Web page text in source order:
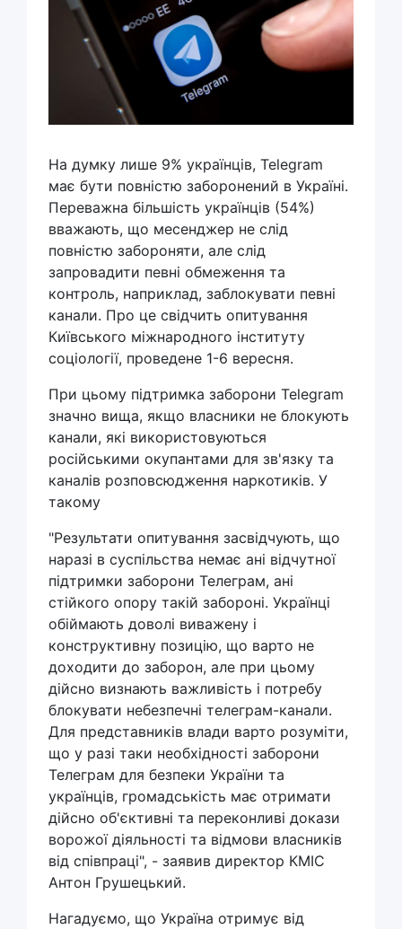
На думку лише 9% українців, Telegram
має бути повністю заборонений в Україні.
Переважна більшість українців (54%)
вважають, що месенджер не слід
повністю забороняти, але слід
запровадити певні обмеження та
контроль, наприклад, заблокувати певні
канали. Про це свідчить опитування
Київського міжнародного інституту
соціології, проведене 1-6 вересня.
При цьому підтримка заборони Telegram
значно вища, якщо власники не блокують
канали, які використовуються
російськими окупантами для зв'язку та
каналів розповсюдження наркотиків. У
такому
"Результати опитування засвідчують, що
наразі в суспільства немає ані відчутної
підтримки заборони Телеграм, ані
стійкого опору такій забороні. Українці
обіймають доволі виважену і
конструктивну позицію, що варто не
доходити до заборон, але при цьому
дійсно визнають важливість і потребу
блокувати небезпечні телеграм-канали.
Для представників влади варто розуміти,
що у разі таки необхідності заборони
Телеграм для безпеки України та
українців, громадськість має отримати
дійсно об'єктивні та переконливі докази
ворожої діяльності та відмови власників
від співпраці", - заявив директор КМІС
Антон Грушецький.
Нагадуємо, що Україна отримує від